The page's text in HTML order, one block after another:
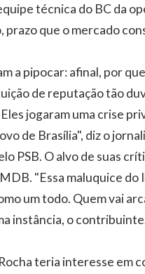
técnica do BC da
prazo que o mercado
a pipocar: afinal, por
de reputação tão
jogaram uma crise
de Brasília", diz o
PSB. O alvo de suas
"Essa maluquice
um todo. Quem vai
instância, o
teria interesse em